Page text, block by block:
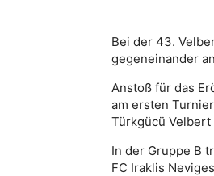
Bei der 43.
gegeneinander
Anstoß für das
am ersten
Türkgücü Velbert
In der Gruppe B
FC Iraklis Neviges